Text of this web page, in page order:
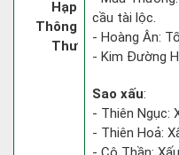
Hạp
Thông
Thư
cầu tài lộc.
- Hoàng Ân:
- Kim Đường
Sao xấu:
- Thiên Ngục:
- Thiên Hoả: